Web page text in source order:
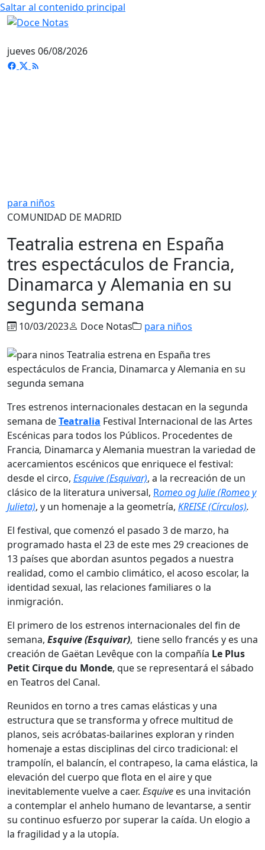
Saltar al contenido principal
jueves 06/08/2026
para niños
COMUNIDAD DE MADRID
Teatralia estrena en España
tres espectáculos de Francia,
Dinamarca y Alemania en su
segunda semana
10/03/2023 Doce Notas para niños
Tres estrenos internacionales destacan en la segunda
semana deTeatralia Festival Internacional de las Artes
Escénicas para todos los Públicos. Procedentes de
Francia, Dinamarca y Alemania muestran la variedad de
acercamientos escénicos que enriquece el festival:
desde el circo, Esquive (Esquivar), a la recreación de un
clásico de la literatura universal, Romeo og Julie (Romeo y
Julieta), y un homenaje a la geometría, KREISE (Círculos).
El festival, que comenzó el pasado 3 de marzo, ha
programado hasta el 23 de este mes 29 creaciones de
13 países que abordan asuntos pegados a nuestra
realidad, como el cambio climático, el acoso escolar, la
identidad sexual, las relaciones familiares o la
inmigración.
El primero de los estrenos internacionales del fin de
semana, Esquive (Esquivar), tiene sello francés y es una
creación de Gaëtan Levêque con la compañía Le Plus
Petit Cirque du Monde, que se representará el sábado
en Teatros del Canal.
Reunidos en torno a tres camas elásticas y una
estructura que se transforma y ofrece multitud de
planos, seis acróbatas-bailarines exploran y rinden
homenaje a estas disciplinas del circo tradicional: el
trampolín, el balancín, el contrapeso, la cama elástica, la
elevación del cuerpo que flota en el aire y que
inevitablemente vuelve a caer. Esquive es una invitación
a contemplar el anhelo humano de levantarse, a sentir
su continuo esfuerzo por superar la caída. Un elogio a
la fragilidad y a la utopía.